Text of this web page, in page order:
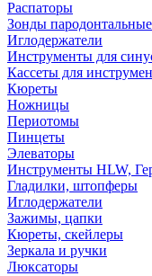
Распаторы
Зонды пародонтальные
Иглодержатели
Инструменты для
Кассеты для
Кюреты
Ножницы
Периотомы
Пинцеты
Элеваторы
Инструменты HLW,
Гладилки, штопферы
Иглодержатели
Зажимы, цапки
Кюреты, скейлеры
Зеркала и ручки
Люксаторы